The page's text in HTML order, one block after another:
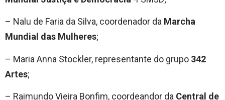
– Nalu de Faria da Silva, coordenador da Marcha
Mundial das Mulheres;
– Maria Anna Stockler, representante do grupo 342
Artes;
– Raimundo Vieira Bonfim, coordeandor da Central de